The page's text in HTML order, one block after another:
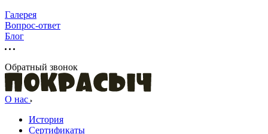
Галерея
Вопрос-ответ
Блог
Обратный звонок
О нас
История
Сертификаты